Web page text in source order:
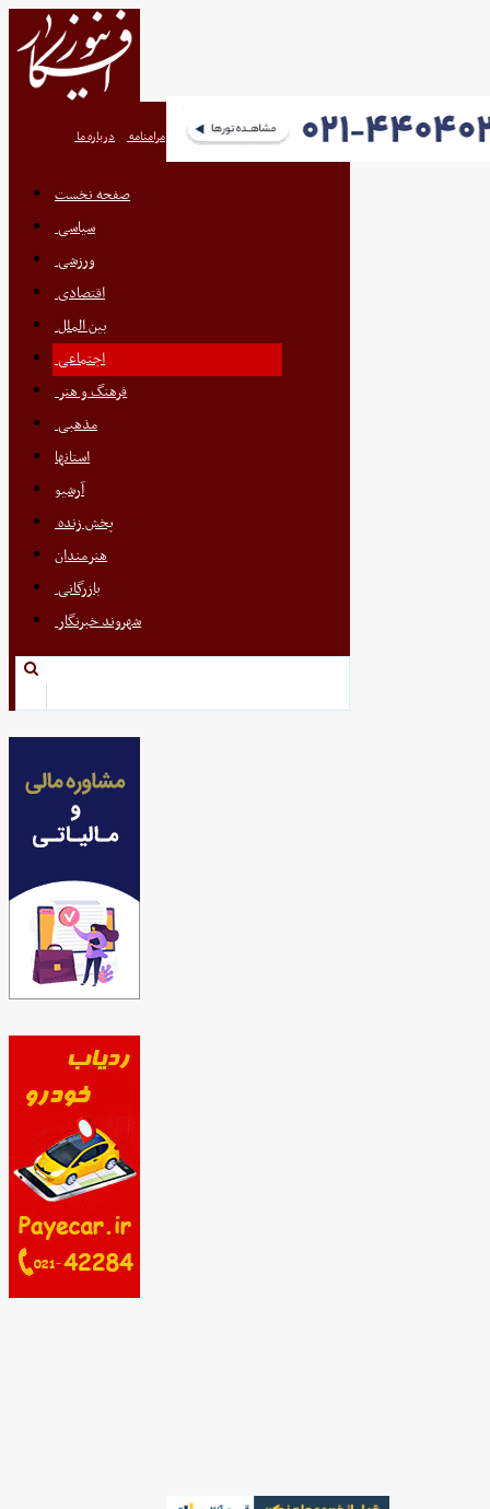
درباره ما مرامنامه تماس با ما پیوندها تعرفه اگهی
صفحه نخست
سیاسی
ورزشی
اقتصادی
بین الملل
اجتماعی
فرهنگ و هنر
مذهبی
استانها
آرشیو
پخش زنده
هنرمندان
بازرگانی
شهروند خبرنگار